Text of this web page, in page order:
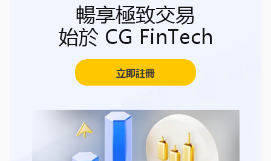
暢享極致交易
始於 CG FinTech
立即註冊